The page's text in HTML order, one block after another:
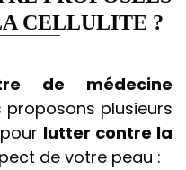
CELLULITE ?
de médecine
proposons plusieurs
lutter contre la
de votre peau :